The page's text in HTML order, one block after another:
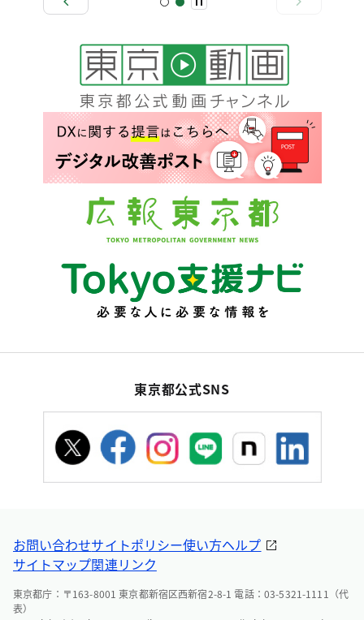
東京都公式SNS
お問い合わせサイトポリシー使い方ヘルプ
サイトマップ関連リンク
東京都庁：〒163-8001 東京都新宿区西新宿2-8-1 電話：03-5321-1111（代
表）